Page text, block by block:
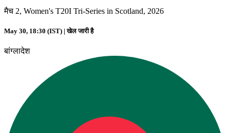
मैच 2, Women's T20I Tri-Series in Scotland, 2026
May 30, 18:30 (IST) |खेल जारी है
बांग्लादेश